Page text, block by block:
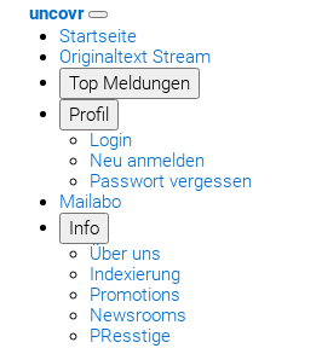
uncovr
Startseite
Originaltext Stream
Top Meldungen
Profil
Login
Neu anmelden
Passwort vergessen
Mailabo
Info
Über uns
Indexierung
Promotions
Newsrooms
PResstige